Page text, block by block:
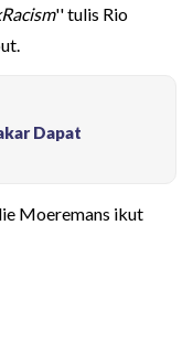
'' tulis Rio
Dapat
Moeremans ikut